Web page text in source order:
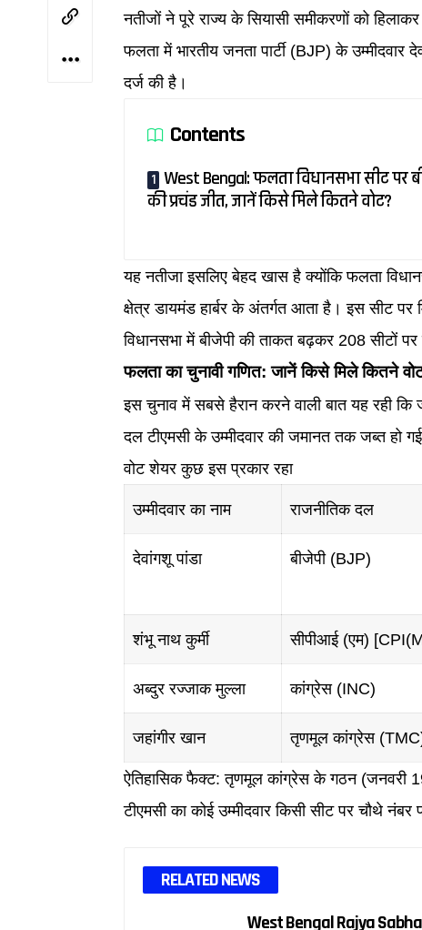
नतीजों ने पूरे राज्य के सियासी समीकरणों को
फलता में भारतीय जनता पार्टी (BJP) के
दर्ज की है।
Contents
West Bengal: फलता विधानसभा सीट पर
की प्रचंड जीत, जानें किसे मिले कितने वोट?
यह नतीजा इसलिए बेहद खास है क्योंकि फलता
क्षेत्र डायमंड हार्बर के अंतर्गत आता है। इस सीट पर
विधानसभा में बीजेपी की ताकत बढ़कर 208 सीटों
फलता का चुनावी गणित: जानें किसे मिले कितने
इस चुनाव में सबसे हैरान करने वाली बात यह रही कि
दल टीएमसी के उम्मीदवार की जमानत तक जब्त हो
वोट शेयर कुछ इस प्रकार रहा
उम्मीदवार का नाम राजनीतिक दल
देवांगशू पांडा बीजेपी (BJP)
शंभू नाथ कुर्मी सीपीआई (एम)
अब्दुर रज्जाक मुल्ला कांग्रेस (INC)
जहांगीर खान तृणमूल कांग्रेस
ऐतिहासिक फैक्ट: तृणमूल कांग्रेस के गठन (जनवरी
टीएमसी का कोई उम्मीदवार किसी सीट पर चौथे
RELATED NEWS
West Bengal Rajya